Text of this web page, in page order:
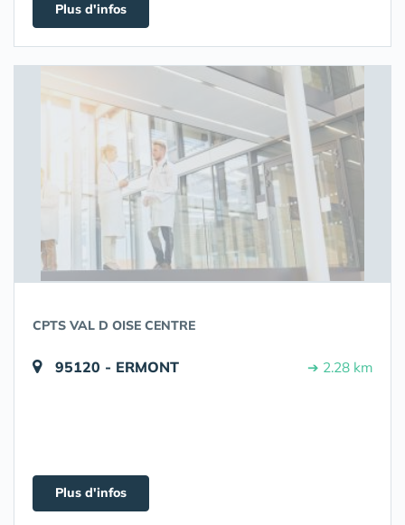
Plus d'infos
CPTS VAL D OISE CENTRE
95120 - ERMONT ➔ 2.28 km
Plus d'infos